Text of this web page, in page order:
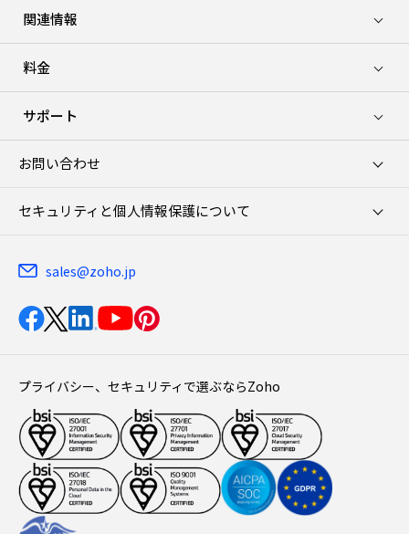
関連情報
料金
サポート
お問い合わせ
セキュリティと個人情報保護について
sales@zoho.jp
プライバシー、セキュリティで選ぶならZoho